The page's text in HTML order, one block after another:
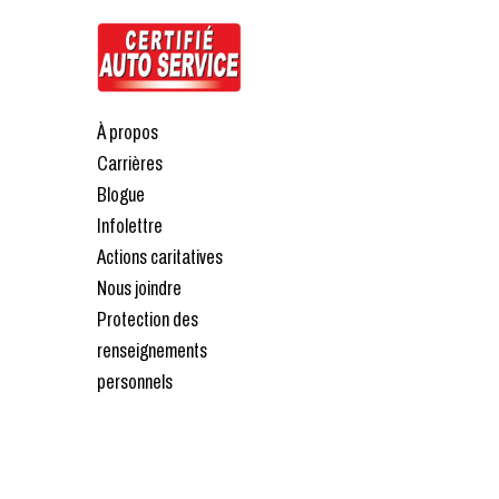
À propos
Carrières
Blogue
Infolettre
Actions caritatives
Nous joindre
Protection des
renseignements
personnels